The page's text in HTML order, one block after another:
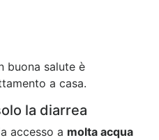
buona salute è
a casa.
la diarrea
accesso a molta acqua